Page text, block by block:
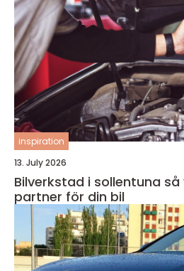
inspiration
13. July 2026
Bilverkstad i sollentuna så väljer du rätt
partner för din bil